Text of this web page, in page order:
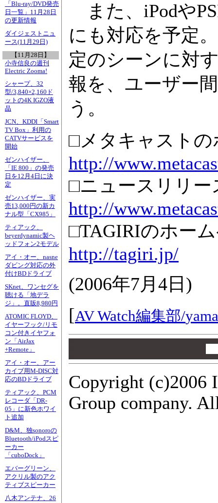
「Blu-ray/DVD発売
日一覧」11月28日
の更新情報
ダイジェストニュ
ース(11月29日)
【11月28日】
小寺信良の週刊
Electric Zooma!
シャープ、32
型/3,840×2,160ド
ットの4K IGZO液
晶
JCN、KDDI「Smart
TV Box」利用の
CATVサービスを
開始
ゼンハイザー、
「IE 800」の発売
日を12月4日に決
定
ゼンハイザー、実
売13,000円の新カ
ナル型「CX985」
ティアック、
beyerdynamic製ヘ
ッドフォン2モデル
アイ・オー、nasne
ダビング対応の外
付けBDドライブ
SKnet、ワンセグを
聴ける「地デラ
ジ」。直販8,980円
ATOMIC FLOYD、
イヤーフック/リモ
コン付きイヤフォ
ン「AirJax
+Remote」
アイ・オー、アー
カイブ用M-DISC対
応のBDドライブ
ティアック、PCM
レコーダ「DR-
05」に新色ホワイ
ト追加
D&M、独sonoroの
Bluetooth/iPodスピ
ーカー
「cuboDock」
エバーグリーン、
アクリル製のアク
ティブスピーカー
八木アンテナ、26
また、iPodや
にも対応を予定
定のシーンに対
報を、ユーザー
う。
□メタキャスト
http://
□ニュースリリー
http://
□TAGIRIのホー
http://tagiri.jp/
(2006年7月4日 )
[AV Watch編集部/
Copyright (c)2006
Group company.